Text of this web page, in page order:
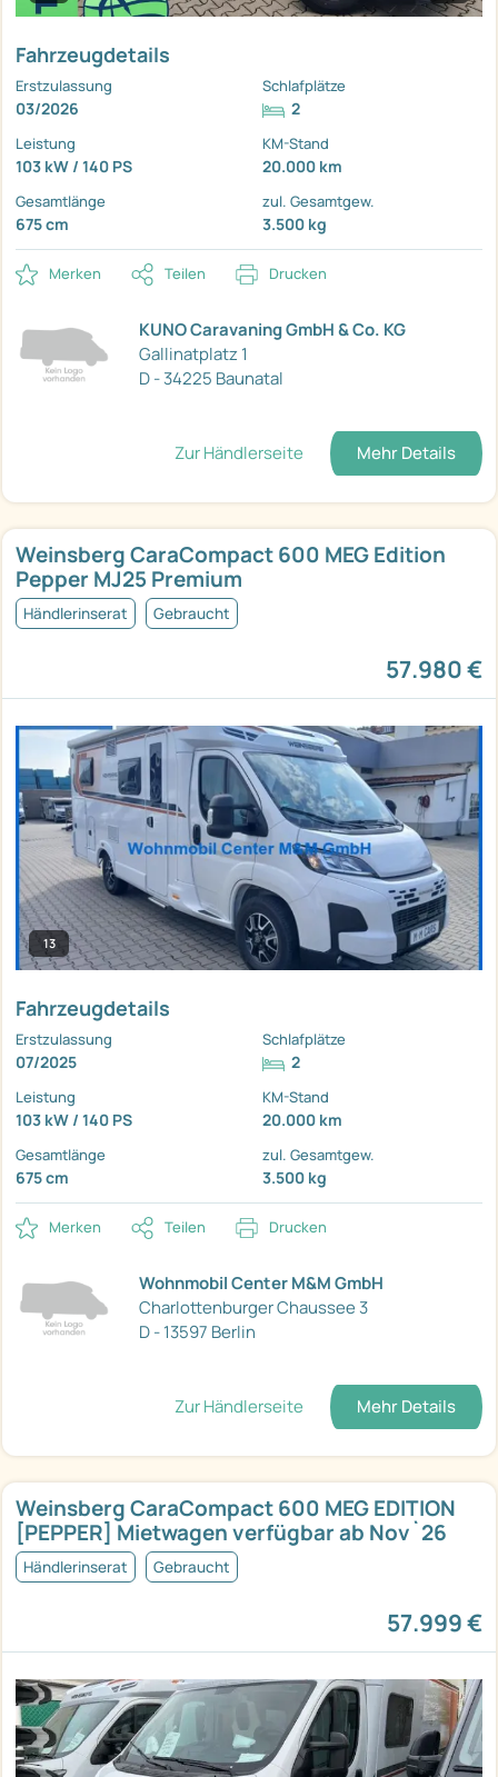
Fahrzeugdetails
Erstzulassung
03/2026
Schlafplätze
2
Leistung
103 kW / 140 PS
KM-Stand
20.000 km
Gesamtlänge
675 cm
zul. Gesamtgew.
3.500 kg
Merken Teilen Drucken
KUNO Caravaning GmbH & Co. KG
Gallinatplatz 1
D - 34225 Baunatal
Zur Händlerseite Mehr Details
Weinsberg CaraCompact 600 MEG Edition
Pepper MJ25 Premium
Händlerinserat Gebraucht
57.980 €
13
Fahrzeugdetails
Erstzulassung
07/2025
Schlafplätze
2
Leistung
103 kW / 140 PS
KM-Stand
20.000 km
Gesamtlänge
675 cm
zul. Gesamtgew.
3.500 kg
Merken Teilen Drucken
Wohnmobil Center M&M GmbH
Charlottenburger Chaussee 3
D - 13597 Berlin
Zur Händlerseite Mehr Details
Weinsberg CaraCompact 600 MEG EDITION
[PEPPER] Mietwagen verfügbar ab Nov`26
Händlerinserat Gebraucht
57.999 €